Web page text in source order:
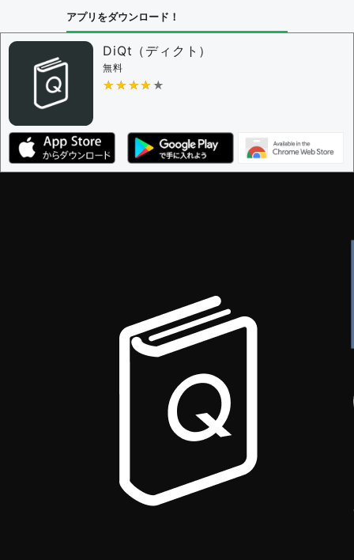
アプリをダウンロード！
DiQt（ディクト）
無料
★★★★★
★★★★★